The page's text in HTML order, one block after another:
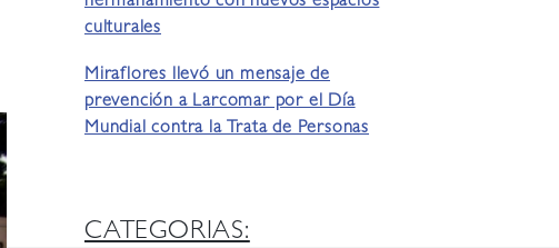
culturales
Miraflores llevó un mensaje de
prevención a Larcomar por el Día
Mundial contra la Trata de Personas
CATEGORIAS: